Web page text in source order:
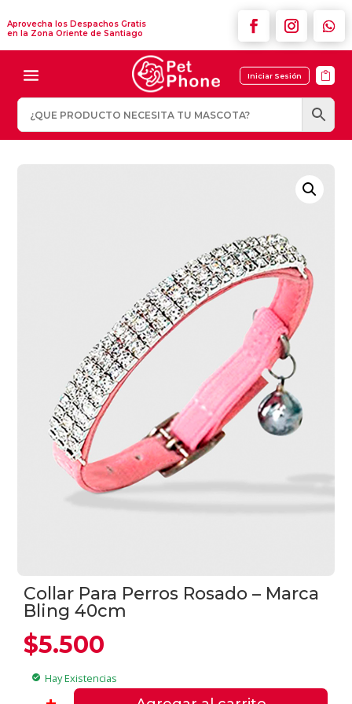
Aprovecha los Despachos Gratis
en la Zona Oriente de Santiago
Iniciar Sesión 
Collar Para Perros Rosado – Marca
Bling 40cm
$5.500
check_circle Hay Existencias